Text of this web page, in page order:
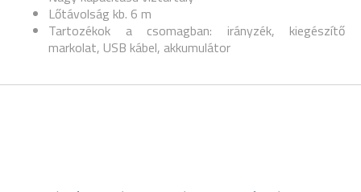
Lőtávolság kb. 6 m
Tartozékok a csomagban: irányzék, kiegészítő
markolat, USB kábel, akkumulátor